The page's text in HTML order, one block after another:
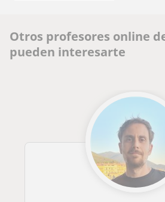
Otros profesores online
pueden interesarte